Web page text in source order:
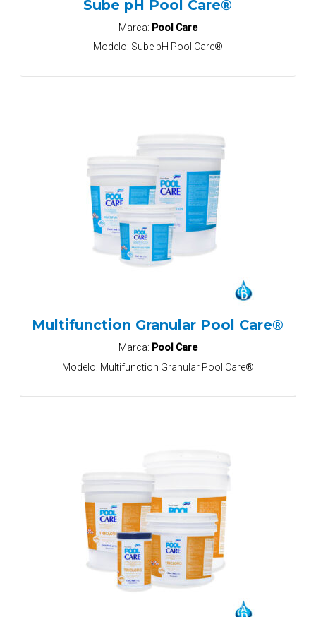
Sube pH Pool Care®
Marca: Pool Care
Modelo: Sube pH Pool Care®
Multifunction Granular Pool Care®
Marca: Pool Care
Modelo: Multifunction Granular Pool Care®